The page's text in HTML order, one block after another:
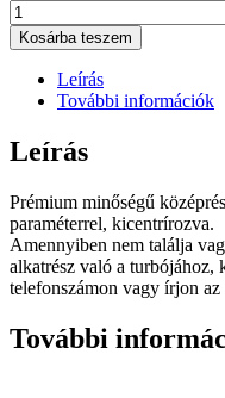
Kosárba teszem
Leírás
További információk
Leírás
Prémium minőségű
paraméterrel, kicentrírozva.
Amennyiben nem találja
alkatrész való a
telefonszámon vagy írjon
További